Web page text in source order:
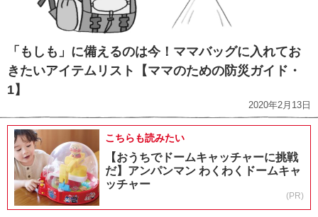
「もしも」に備えるのは今！ママバッグに入れてお
きたいアイテムリスト【ママのための防災ガイド・
1】
2020年2月13日
こちらも読みたい
【おうちでドームキャッチャーに挑戦
だ】アンパンマン わくわくドームキャ
ッチャー
(PR)